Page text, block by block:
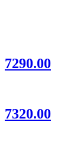
7290.00
7320.00